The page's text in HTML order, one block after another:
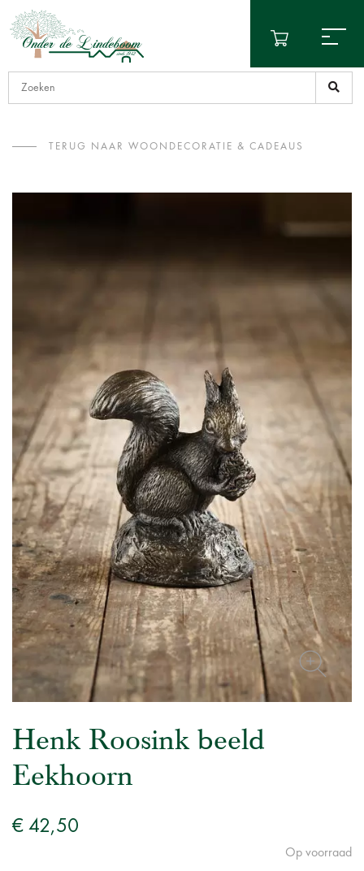
TERUG NAAR WOONDECORATIE & CADEAUS
Henk Roosink beeld
Eekhoorn
€ 42,50
Op voorraad